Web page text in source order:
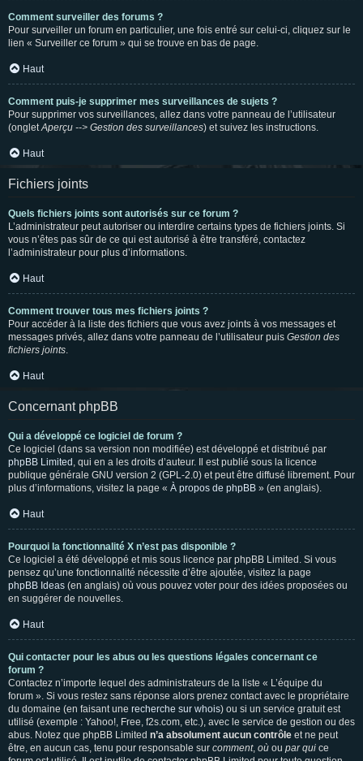
Comment surveiller des forums ?
Pour surveiller un forum en particulier, une fois entré sur celui-ci, cliquez sur le
lien « Surveiller ce forum » qui se trouve en bas de page.
Haut
Comment puis-je supprimer mes surveillances de sujets ?
Pour supprimer vos surveillances, allez dans votre panneau de l’utilisateur
(ongletAperçu --> Gestion des surveillances) et suivez les instructions.
Haut
Fichiers joints
Quels fichiers joints sont autorisés sur ce forum ?
L’administrateur peut autoriser ou interdire certains types de fichiers joints. Si
vous n’êtes pas sûr de ce qui est autorisé à être transféré, contactez
l’administrateur pour plus d’informations.
Haut
Comment trouver tous mes fichiers joints ?
Pour accéder à la liste des fichiers que vous avez joints à vos messages et
messages privés, allez dans votre panneau de l’utilisateur puis Gestion des
fichiers joints.
Haut
Concernant phpBB
Qui a développé ce logiciel de forum ?
Ce logiciel (dans sa version non modifiée) est développé et distribué par
phpBB Limited , qui en a les droits d’auteur. Il est publié sous la licence
publique générale GNU version 2 (GPL-2.0) et peut être diffusé librement. Pour
plus d’informations, visitez la page « À propos de phpBB » (en anglais).
Haut
Pourquoi la fonctionnalité X n’est pas disponible ?
Ce logiciel a été développé et mis sous licence par phpBB Limited. Si vous
pensez qu’une fonctionnalité nécessite d’être ajoutée, visitez la page
phpBB Ideas (en anglais) où vous pouvez voter pour des idées proposées ou
en suggérer de nouvelles.
Haut
Qui contacter pour les abus ou les questions légales concernant ce
forum ?
Contactez n’importe lequel des administrateurs de la liste « L’équipe du
forum ». Si vous restez sans réponse alors prenez contact avec le propriétaire
du domaine (en faisant une recherche sur whois) ou si un service gratuit est
utilisé (exemple : Yahoo!, Free, f2s.com, etc.), avec le service de gestion ou des
abus. Notez que phpBB Limited n’a absolument aucun contrôle et ne peut
être, en aucun cas, tenu pour responsable sur comment, où ou par qui ce